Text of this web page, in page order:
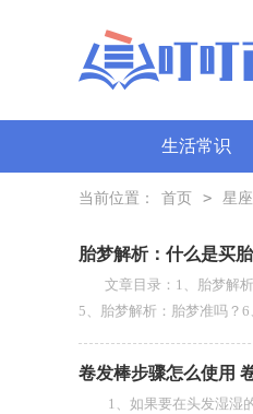
生活常识
当前位置： 首页 > 星
胎梦解析：什么是买
文章目录：1、胎梦解析
5、胎梦解析：胎梦准吗？
卷发棒步骤怎么使用
1、如果要在头发湿湿的